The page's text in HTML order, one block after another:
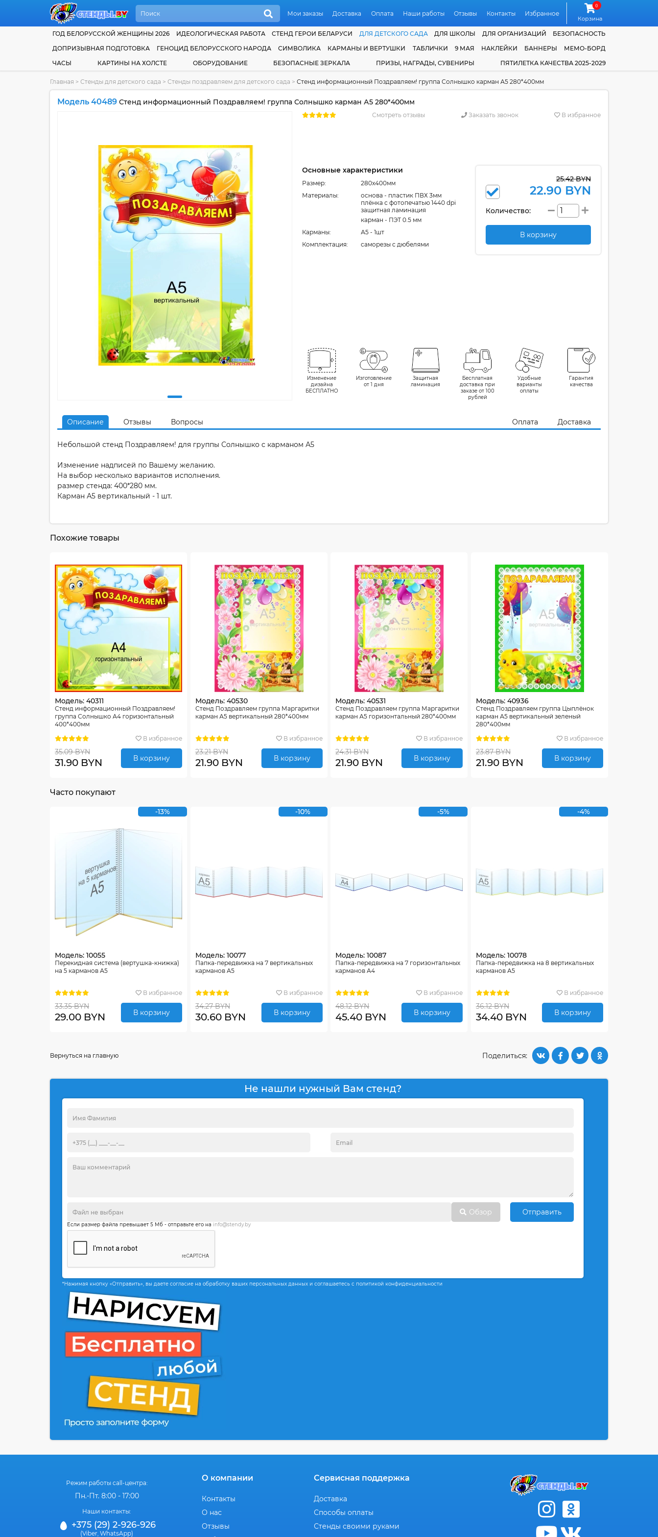
Мои заказы Доставка Оплата Наши работы Отзывы Контакты Избранное
0
Корзина
ГОД БЕЛОРУССКОЙ ЖЕНЩИНЫ 2026 ИДЕОЛОГИЧЕСКАЯ РАБОТА СТЕНД ГЕРОИ БЕЛАРУСИ ДЛЯ ДЕТСКОГО САДА ДЛЯ ШКОЛЫ ДЛЯ ОРГАНИЗАЦИЙ
БЕЗОПАСНОСТЬ
ДОПРИЗЫВНАЯ ПОДГОТОВКА
ГЕНОЦИД БЕЛОРУССКОГО НАРОДА СИМВОЛИКА КАРМАНЫ И ВЕРТУШКИ ТАБЛИЧКИ 9 МАЯ НАКЛЕЙКИ БАННЕРЫ
МЕМО-БОРД
ЧАСЫ
КАРТИНЫ НА ХОЛСТЕ ОБОРУДОВАНИЕ БЕЗОПАСНЫЕ ЗЕРКАЛА ПРИЗЫ, НАГРАДЫ, СУВЕНИРЫ ПЯТИЛЕТКА КАЧЕСТВА 2025-2029
Главная > Стенды для детского сада > Стенды поздравляем для детского сада > Стенд информационный Поздравляем! группа Солнышко карман А5 280*400мм
Модель 40489 Стенд информационный Поздравляем! группа Солнышко карман А5 280*400мм
Смотреть отзывы Заказать звонок В избранное
Основные характеристики
Размер:
280x400мм
Материалы:
основа - пластик ПВХ 3мм
плёнка с фотопечатью 1440 dpi
защитная ламинация
карман - ПЭТ 0.5 мм
Карманы:
А5 - 1шт
Комплектация:
cаморезы с дюбелями
25.42 BYN
22.90 BYN
Количество:
В корзину
Изменение
дизайна
БЕСПЛАТНО
Изготовление
от 1 дня
Защитная
ламинация
Бесплатная
доставка при
заказе от 100
рублей
Удобные
варианты
оплаты
Гарантия
качества
Описание Отзывы Вопросы Оплата Доставка
Небольшой стенд Поздравляем! для группы Солнышко с карманом А5
Изменение надписей по Вашему желанию.
На выбор несколько вариантов исполнения.
размер стенда: 400*280 мм.
Карман А5 вертикальный - 1 шт.
Похожие товары
Модель: 40311
Стенд информационный Поздравляем!
группа Солнышко А4 горизонтальный
400*400мм
В избранное
35.09 BYN
31.90 BYN В корзину
Модель: 40530
Стенд Поздравляем группа Маргаритки
карман А5 вертикальный 280*400мм
В избранное
23.21 BYN
21.90 BYN В корзину
Модель: 40531
Стенд Поздравляем группа Маргаритки
карман А5 горизонтальный 280*400мм
В избранное
24.31 BYN
21.90 BYN В корзину
Модель: 40936
Стенд Поздравляем группа Цыплёнок
карман А5 вертикальный зеленый
280*400мм
В избранное
23.87 BYN
21.90 BYN В корзину
Часто покупают
-13%
Модель: 10055
Перекидная система (вертушка-книжка)
на 5 карманов А5
В избранное
33.35 BYN
29.00 BYN В корзину
-10%
Модель: 10077
Папка-передвижка на 7 вертикальных
карманов А5
В избранное
34.27 BYN
30.60 BYN В корзину
-5%
Модель: 10087
Папка-передвижка на 7 горизонтальных
карманов А4
В избранное
48.12 BYN
45.40 BYN В корзину
-4%
Модель: 10078
Папка-передвижка на 8 вертикальных
карманов А5
В избранное
36.12 BYN
34.40 BYN В корзину
Поделиться:
Вернуться на главную
Не нашли нужный Вам стенд?
Обзор Отправить
Если размер файла превышает 5 Мб - отправьте его на info@stendy.by
*Нажимая кнопку «Отправить», вы даете согласие на обработку ваших персональных данных и соглашаетесь с политикой конфиденциальности
Режим работы call-центра:
Пн.-Пт. 8:00 - 17:00
Наши контакты:
+375 (29) 2-926-926
(Viber, WhatsApp)
О компании
Контакты
О нас
Отзывы
Сервисная поддержка
Доставка
Способы оплаты
Стенды своими руками